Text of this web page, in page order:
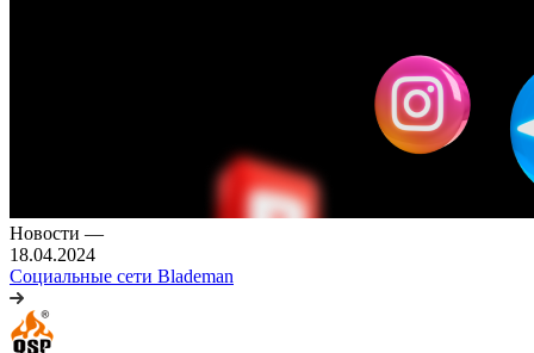
Новости —
18.04.2024
Социальные сети Blademan